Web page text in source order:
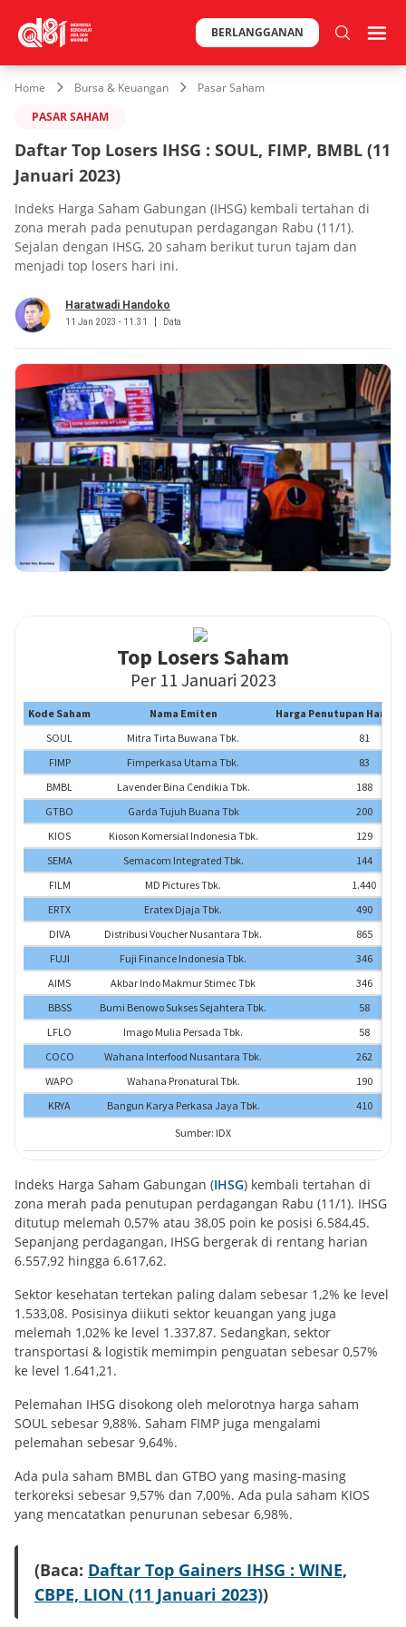
BERLANGGANAN
Home Bursa & Keuangan
Pasar Saham
PASAR SAHAM
Daftar Top Losers IHSG : SOUL, FIMP, BMBL (11
Januari 2023)
Indeks Harga Saham Gabungan (IHSG) kembali tertahan di
zona merah pada penutupan perdagangan Rabu (11/1).
Sejalan dengan IHSG, 20 saham berikut turun tajam dan
menjadi top losers hari ini.
Haratwadi Handoko
11 Jan 2023 - 11.31 Data
Indeks Harga Saham Gabungan (IHSG) kembali tertahan di
zona merah pada penutupan perdagangan Rabu (11/1). IHSG
ditutup melemah 0,57% atau 38,05 poin ke posisi 6.584,45.
Sepanjang perdagangan, IHSG bergerak di rentang harian
6.557,92 hingga 6.617,62.
Sektor kesehatan tertekan paling dalam sebesar 1,2% ke level
1.533,08. Posisinya diikuti sektor keuangan yang juga
melemah 1,02% ke level 1.337,87. Sedangkan, sektor
transportasi & logistik memimpin penguatan sebesar 0,57%
ke level 1.641,21.
Pelemahan IHSG disokong oleh melorotnya harga saham
SOUL sebesar 9,88%. Saham FIMP juga mengalami
pelemahan sebesar 9,64%.
Ada pula saham BMBL dan GTBO yang masing-masing
terkoreksi sebesar 9,57% dan 7,00%. Ada pula saham KIOS
yang mencatatkan penurunan sebesar 6,98%.
(Baca: Daftar Top Gainers IHSG : WINE,
CBPE, LION (11 Januari 2023))